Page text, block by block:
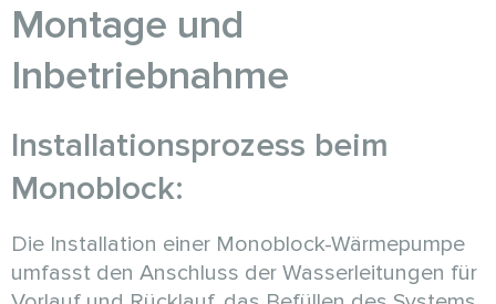
Montage und
Inbetriebnahme
Installationsprozess beim
Monoblock:
Die Installation einer Monoblock-Wärmepumpe
umfasst den Anschluss der Wasserleitungen für